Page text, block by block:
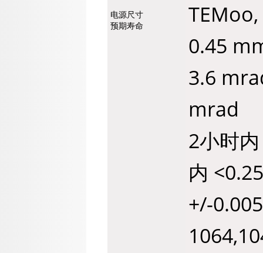
电源尺寸
预期寿命
0.45
3.6
mrad
2小时
内
+/-